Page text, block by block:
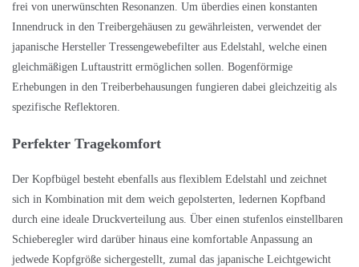
frei von unerwünschten Resonanzen. Um überdies einen konstanten
Innendruck in den Treibergehäusen zu gewährleisten, verwendet der
japanische Hersteller Tressengewebefilter aus Edelstahl, welche einen
gleichmäßigen Luftaustritt ermöglichen sollen. Bogenförmige
Erhebungen in den Treiberbehausungen fungieren dabei gleichzeitig als
spezifische Reflektoren.
Perfekter Tragekomfort
Der Kopfbügel besteht ebenfalls aus flexiblem Edelstahl und zeichnet
sich in Kombination mit dem weich gepolsterten, ledernen Kopfband
durch eine ideale Druckverteilung aus. Über einen stufenlos einstellbaren
Schieberegler wird darüber hinaus eine komfortable Anpassung an
jedwede Kopfgröße sichergestellt, zumal das japanische Leichtgewicht